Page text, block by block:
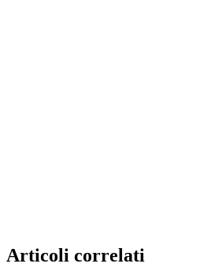
Articoli correlati